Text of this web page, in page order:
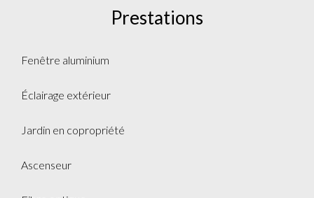
Prestations
Fenêtre aluminium
Éclairage extérieur
Jardin en copropriété
Ascenseur